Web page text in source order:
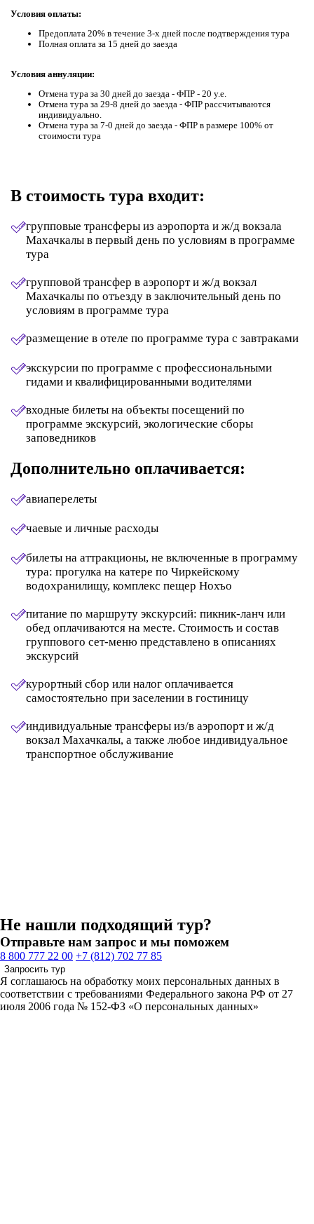
Условия оплаты:
Предоплата 20% в течение 3-х дней после подтверждения тура
Полная оплата за 15 дней до заезда
Условия аннуляции:
Отмена тура за 30 дней до заезда - ФПР - 20 у.е.
Отмена тура за 29-8 дней до заезда - ФПР рассчитываются
индивидуально.
Отмена тура за 7-0 дней до заезда - ФПР в размере 100% от
стоимости тура
В стоимость тура входит:
групповые трансферы из аэропорта и ж/д вокзала
Махачкалы в первый день по условиям в программе
тура
групповой трансфер в аэропорт и ж/д вокзал
Махачкалы по отъезду в заключительный день по
условиям в программе тура
размещение в отеле по программе тура с завтраками
экскурсии по программе с профессиональными
гидами и квалифицированными водителями
входные билеты на объекты посещений по
программе экскурсий, экологические сборы
заповедников
Дополнительно оплачивается:
авиаперелеты
чаевые и личные расходы
билеты на аттракционы, не включенные в программу
тура: прогулка на катере по Чиркейскому
водохранилищу, комплекс пещер Нохъо
питание по маршруту экскурсий: пикник-ланч или
обед оплачиваются на месте. Стоимость и состав
группового сет-меню представлено в описаниях
экскурсий
курортный сбор или налог оплачивается
самостоятельно при заселении в гостиницу
индивидуальные трансферы из/в аэропорт и ж/д
вокзал Махачкалы, а также любое индивидуальное
транспортное обслуживание
Не нашли подходящий тур?
Отправьте нам запрос и мы поможем
8 800 777 22 00 +7 (812) 702 77 85
Запросить тур
Я соглашаюсь на обработку моих персональных данных в
соответствии с требованиями Федерального закона РФ от 27
июля 2006 года № 152-ФЗ «О персональных данных»